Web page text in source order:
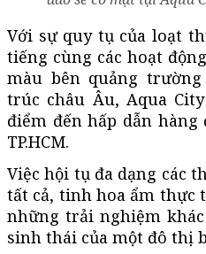
Với sự quy tụ của loạt
tiếng cùng các hoạt
màu bên quảng
trúc châu Âu, Aqua
điểm đến hấp dẫn
TP.HCM.
Việc hội tụ đa dạng các
tất cả, tinh hoa ẩm thực
những trải nghiệm
sinh thái của một đô thị